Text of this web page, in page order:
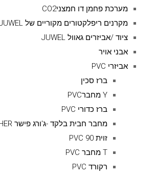
מערכת פחמן דו חמצניCO2
מקרנים ריפלקטורים מקוריים של JUWEL
ציוד /אביזרים גאוול JUWEL
אבני אויר
אביזרי PVC
ברז סכין
Y מחברPVC
ברז כדורי PVC
מחבר חבית בלקד -ג'ורג פישר GEORGE FISCHER
זוית 90 PVC
T מחבר PVC
רקורד PVC